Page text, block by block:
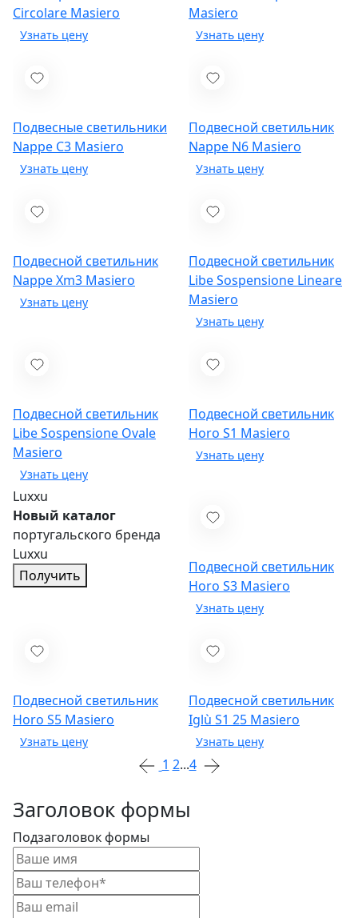
Circolare Masiero
Masiero
Подвесные светильники
Nappe C3 Masiero
Подвесной светильник
Nappe N6 Masiero
Подвесной светильник
Nappe Xm3 Masiero
Подвесной светильник
Libe Sospensione Lineare
Masiero
Подвесной светильник
Libe Sospensione Ovale
Masiero
Подвесной светильник
Horo S1 Masiero
Luxxu
Новый каталог
португальского бренда
Luxxu
Получить
Подвесной светильник
Horo S3 Masiero
Подвесной светильник
Horo S5 Masiero
Подвесной светильник
Iglù S1 25 Masiero
1 2...4
Заголовок формы
Подзаголовок формы